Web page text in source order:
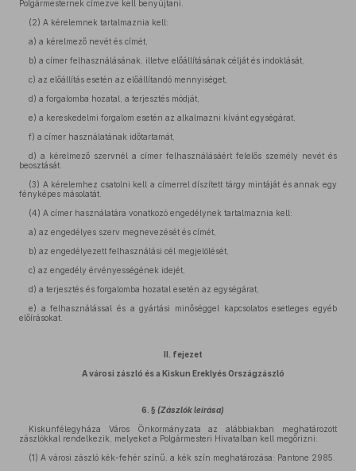
Polgármesternek címezve kell benyújtani.
(2) A kérelemnek tartalmaznia kell:
a) a kérelmező nevét és címét,
b) a címer felhasználásának, illetve előállításának célját és indoklását,
c) az előállítás esetén az előállítandó mennyiséget,
d) a forgalomba hozatal, a terjesztés módját,
e) a kereskedelmi forgalom esetén az alkalmazni kívánt egységárat,
f) a címer használatának időtartamát,
d) a kérelmező szervnél a címer felhasználásáért felelős személy nevét és
beosztását.
(3) A kérelemhez csatolni kell a címerrel díszített tárgy mintáját és annak egy
fényképes másolatát.
(4) A címer használatára vonatkozó engedélynek tartalmaznia kell:
a) az engedélyes szerv megnevezését és címét,
b) az engedélyezett felhasználási cél megjelölését,
c) az engedély érvényességének idejét,
d) a terjesztés és forgalomba hozatal esetén az egységárat,
e) a felhasználással és a gyártási minőséggel kapcsolatos esetleges egyéb
előírásokat.
II. fejezet
A városi zászló és a Kiskun Ereklyés Országzászló
6. § (Zászlók leírása)
Kiskunfélegyháza Város Önkormányzata az alábbiakban meghatározott
zászlókkal rendelkezik, melyeket a Polgármesteri Hivatalban kell megőrizni:
(1) A városi zászló kék-fehér színű, a kék szín meghatározása: Pantone 2985.